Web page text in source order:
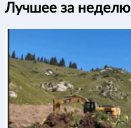
Лучшее за неделю